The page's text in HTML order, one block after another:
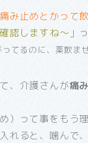
み止めとかって
確認しますね～ 」
ってるのに、薬飲ま
、介護さんが痛
）って事をもう
れると、噛んで